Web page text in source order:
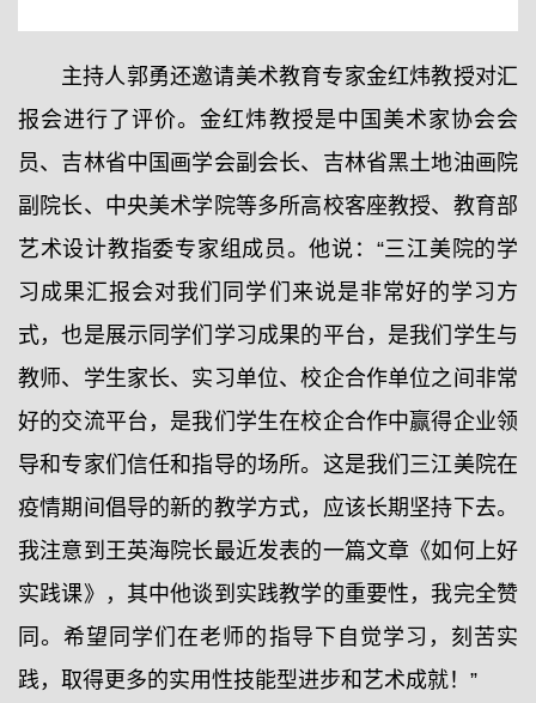
主持人郭勇还邀请美术教育专家金红炜教授对汇
报会进行了评价。金红炜教授是中国美术家协会会
员、吉林省中国画学会副会长、吉林省黑土地油画院
副院长、中央美术学院等多所高校客座教授、教育部
艺术设计教指委专家组成员。他说：“三江美院的学
习成果汇报会对我们同学们来说是非常好的学习方
式，也是展示同学们学习成果的平台，是我们学生与
教师、学生家长、实习单位、校企合作单位之间非常
好的交流平台，是我们学生在校企合作中赢得企业领
导和专家们信任和指导的场所。这是我们三江美院在
疫情期间倡导的新的教学方式，应该长期坚持下去。
我注意到王英海院长最近发表的一篇文章《如何上好
实践课》，其中他谈到实践教学的重要性，我完全赞
同。希望同学们在老师的指导下自觉学习，刻苦实
践，取得更多的实用性技能型进步和艺术成就！”